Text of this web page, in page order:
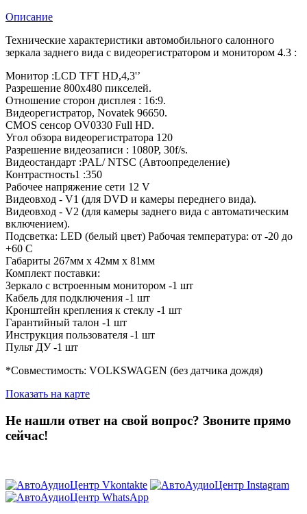
Описание
Технические характеристики автомобильного салонного
зеркала заднего вида с видеорегистратором и монитором 4.3 :
Монитор :LCD TFT HD,4,3'’
Разрешение 800x480 пикселей.
Отношение сторон дисплея : 16:9.
Видеорегистратор, Novatek 96650.
CMOS сенсор OV0330 Full HD.
Угол обзора видеорегистратора 120
Разрешение видеозаписи : 1080P, 30f/s.
Видеостандарт :PAL/ NTSC (Автоопределение)
Контрастность1 :350
Рабочее напряжение сети 12 V
Видеовход - V1 (для DVD и камеры переднего вида).
Видеовход - V2 (для камеры заднего вида с автоматическим
включением).
Подсветка: LED (белый цвет) Рабочая температура: от -20 до
+60 C
Габариты 267мм x 42мм x 81мм
Комплект поставки:
Зеркало с встроенным монитором -1 шт
Кабель для подключения -1 шт
Кронштейн крепления к стеклу -1 шт
Гарантийный талон -1 шт
Инструкция пользователя -1 шт
Пульт ДУ -1 шт
*Совместимость: VOLKSWAGEN (без датчика дождя)
Показать на карте
Не нашли ответ на свой вопрос? Звоните прямо
сейчас!